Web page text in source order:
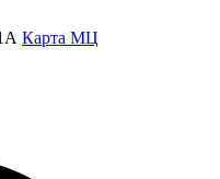
Карта МЦ